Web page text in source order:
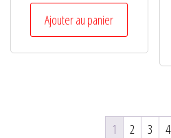
Ajouter au panier
1 2 3 4